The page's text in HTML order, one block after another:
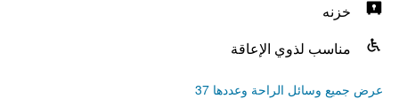
خزنه
مناسب لذوي الإعاقة
عرض جميع وسائل الراحة وعددها 37